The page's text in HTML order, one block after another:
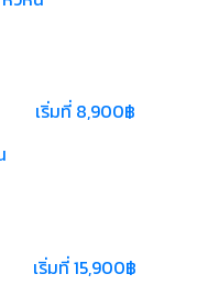
เริ่มที่ 8,900฿
เริ่มที่ 15,900฿